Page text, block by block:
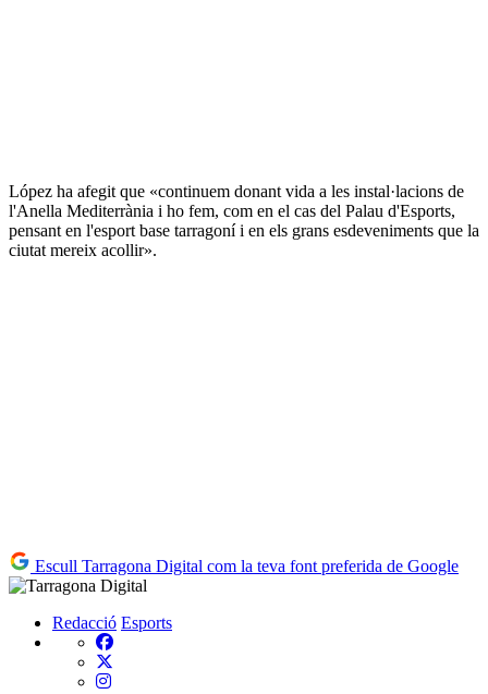
López ha afegit que «continuem donant vida a les instal·lacions de
l'Anella Mediterrània i ho fem, com en el cas del Palau d'Esports,
pensant en l'esport base tarragoní i en els grans esdeveniments que la
ciutat mereix acollir».
Escull Tarragona Digital com la teva font preferida de Google
Redacció Esports